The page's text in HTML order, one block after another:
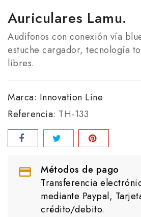
Auriculares Lamu.
Audifonos con conexión vía
estuche cargador, tecnología
libres.
Marca: Innovation Line
Referencia: TH-133
Métodos de pago
Transferencia
mediante Paypal,
crédito/debito.